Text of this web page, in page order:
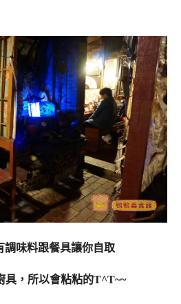
調味料跟餐具讓你自取
具，所以會粘粘的T^T~~